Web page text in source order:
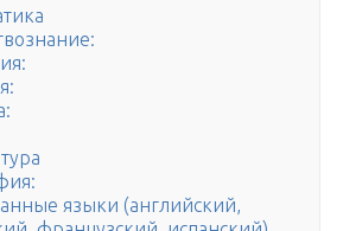
языки (английский,